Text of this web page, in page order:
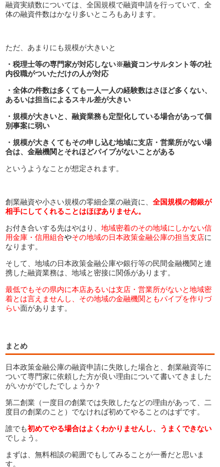
融資実績数については、全国規模で融資申請を行っていて、全
体の融資件数はかなり多いところもあります。
ただ、あまりにも規模が大きいと
・税理士等の専門家が対応しない※融資コンサルタント等の社
内役職がついただけの人が対応
・全体の件数は多くても一人一人の経験数はさほど多くない、
あるいは担当によるスキル差が大きい
・規模が大きいと、融資業務も定型化している場合があって個
別事案に弱い
・規模が大きくてもその申し込む地域に支店・営業所がない場
合は、金融機関とそれほどパイプがないことがある
というようなことが想定されます。
創業融資や小さい規模の零細企業の融資に、全国規模の都銀が
相手にしてくれることはほぼありません。
お付き合いする先はやはり、地域密着のその地域にしかない信
用金庫・信用組合やその地域の日本政策金融公庫の担当支店に
なります。
そして、地域の日本政策金融公庫や銀行等の民間金融機関と連
携した融資業務は、地域と密接に関係があります。
最低でもその県内に本店あるいは支店・営業所がないと地域密
着とは言えませんし、その地域の金融機関ともパイプを作りづ
らい面があります。
まとめ
日本政策金融公庫の融資申請に失敗した場合と、創業融資等に
ついて専門家に依頼した方が良い理由について書いてきました
がいかがでしたでしょうか？
第二創業（一度目の創業では失敗したなどの理由があって、二
度目の創業のこと）でなければ初めてやることのはずです。
誰でも初めてやる場合はよくわかりませんし、うまくできない
でしょう。
まずは、無料相談の範囲でもしてみることが一番だと思いま
す。